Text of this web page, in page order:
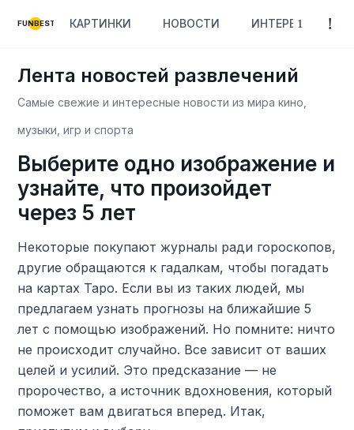
FUNBEST КАРТИНКИ НОВОСТИ ИНТЕРЕСНОЕ
Лента новостей развлечений
Самые свежие и интересные новости из мира кино,
музыки, игр и спорта
Выберите одно изображение и
узнайте, что произойдет
через 5 лет
Некоторые покупают журналы ради гороскопов,
другие обращаются к гадалкам, чтобы погадать
на картах Таро. Если вы из таких людей, мы
предлагаем узнать прогнозы на ближайшие 5
лет с помощью изображений. Но помните: ничто
не происходит случайно. Все зависит от ваших
целей и усилий. Это предсказание — не
пророчество, а источник вдохновения, который
поможет вам двигаться вперед. Итак,